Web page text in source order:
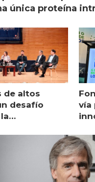
única proteína
de altos
desafío
vía